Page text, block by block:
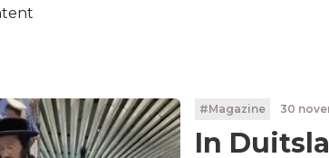
#Magazine 30
In